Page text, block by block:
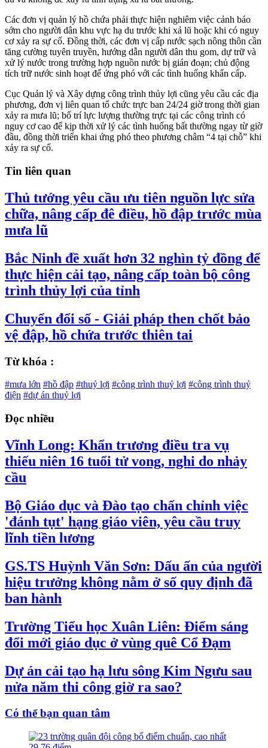
Các đơn vị quản lý hồ chứa phải thực hiện nghiêm việc cảnh báo
sớm cho người dân khu vực hạ du trước khi xả lũ hoặc khi có nguy
cơ xảy ra sự cố. Đồng thời, các đơn vị cấp nước sạch nông thôn cần
tăng cường tuyên truyền, hướng dẫn người dân thu gom, dự trữ và
xử lý nước trong trường hợp nguồn nước bị gián đoạn; chủ động
tích trữ nước sinh hoạt để ứng phó với các tình huống khẩn cấp.
Cục Quản lý và Xây dựng công trình thủy lợi cũng yêu cầu các địa
phương, đơn vị liên quan tổ chức trực ban 24/24 giờ trong thời gian
xảy ra mưa lũ; bố trí lực lượng thường trực tại các công trình có
nguy cơ cao để kịp thời xử lý các tình huống bất thường ngay từ giờ
đầu, đồng thời triển khai ứng phó theo phương châm “4 tại chỗ” khi
xảy ra sự cố.
Tin liên quan
Thủ tướng yêu cầu ưu tiên nguồn lực sửa
chữa, nâng cấp đê điều, hồ đập trước mùa
mưa lũ
Bắc Ninh đề xuất hơn 32 nghìn tỷ đồng để
thực hiện cải tạo, nâng cấp toàn bộ công
trình thủy lợi của tỉnh
Chuyển đổi số - Giải pháp then chốt bảo
vệ đập, hồ chứa trước thiên tai
Từ khóa :
#mưa lớn #hồ đập #thuỷ lợi #công trình thuỷ lợi #công trình thuỷ
điện #dự án thuỷ lợi
Đọc nhiều
Vĩnh Long: Khẩn trương điều tra vụ
thiếu niên 16 tuổi tử vong, nghi do nhảy
cầu
Bộ Giáo dục và Đào tạo chấn chỉnh việc
'đánh tụt' hạng giáo viên, yêu cầu truy
lĩnh tiền lương
GS.TS Huỳnh Văn Sơn: Dấu ấn của người
hiệu trưởng không nằm ở số quy định đã
ban hành
Trường Tiểu học Xuân Liên: Điểm sáng
đổi mới giáo dục ở vùng quê Cổ Đạm
Dự án cải tạo hạ lưu sông Kim Ngưu sau
nửa năm thi công giờ ra sao?
Có thể bạn quan tâm